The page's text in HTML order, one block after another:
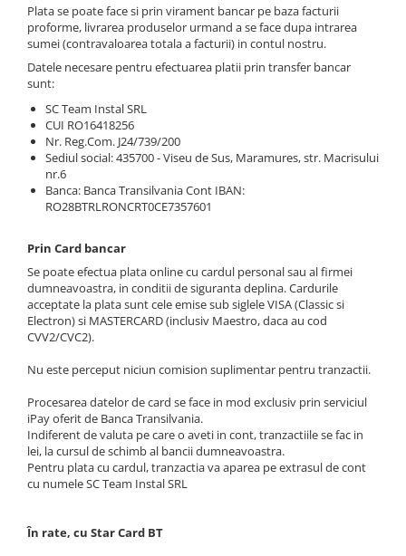
Plata se poate face si prin virament bancar pe baza facturii
proforme, livrarea produselor urmand a se face dupa intrarea
sumei (contravaloarea totala a facturii) in contul nostru.
Datele necesare pentru efectuarea platii prin transfer bancar
sunt:
SC Team Instal SRL
CUI RO16418256
Nr. Reg.Com. J24/739/200
Sediul social: 435700 - Viseu de Sus, Maramures, str. Macrisului
nr.6
Banca: Banca Transilvania Cont IBAN:
RO28BTRLRONCRT0CE7357601
Prin Card bancar
Se poate efectua plata online cu cardul personal sau al firmei
dumneavoastra, in conditii de siguranta deplina. Cardurile
acceptate la plata sunt cele emise sub siglele VISA (Classic si
Electron) si MASTERCARD (inclusiv Maestro, daca au cod
CVV2/CVC2).
Nu este perceput niciun comision suplimentar pentru tranzactii.
Procesarea datelor de card se face in mod exclusiv prin serviciul
iPay oferit de Banca Transilvania.
Indiferent de valuta pe care o aveti in cont, tranzactiile se fac in
lei, la cursul de schimb al bancii dumneavoastra.
Pentru plata cu cardul, tranzactia va aparea pe extrasul de cont
cu numele SC Team Instal SRL
În rate, cu Star Card BT